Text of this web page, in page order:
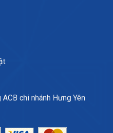
chi nhánh Hưng Yên